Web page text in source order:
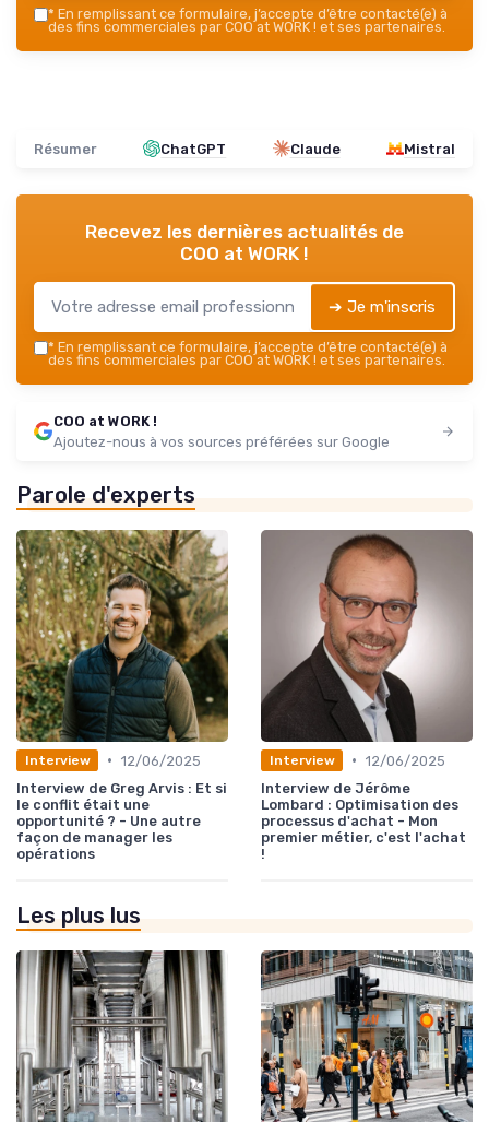
* En remplissant ce formulaire, j’accepte d’être contacté(e) à
des fins commerciales par COO at WORK ! et ses partenaires.
Résumer ChatGPT Claude Mistral
Recevez les dernières actualités de
COO at WORK !
➔ Je m'inscris
* En remplissant ce formulaire, j’accepte d’être contacté(e) à
des fins commerciales par COO at WORK ! et ses partenaires.
COO at WORK !
Ajoutez-nous à vos sources préférées sur Google
Parole d'experts
Interview • 12/06/2025
Interview de Greg Arvis : Et si
le conflit était une
opportunité ? - Une autre
façon de manager les
opérations
Interview • 12/06/2025
Interview de Jérôme
Lombard : Optimisation des
processus d'achat - Mon
premier métier, c'est l'achat
!
Les plus lus